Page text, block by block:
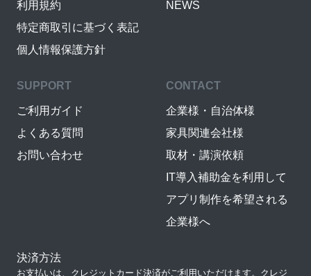
利用規約
特定商取引に基づく表記
個人情報保護方針
NEWS
SUPPORT
ご利用ガイド
よくある質問
お問い合わせ
CONTACT
企業様・自治体様
家具関連会社様
取材・講演依頼
IT導入補助金を利用して
アプリ制作を希望される
企業様へ
決済方法
お支払いは、クレジットカード決済がご利用いただけます。クレジ